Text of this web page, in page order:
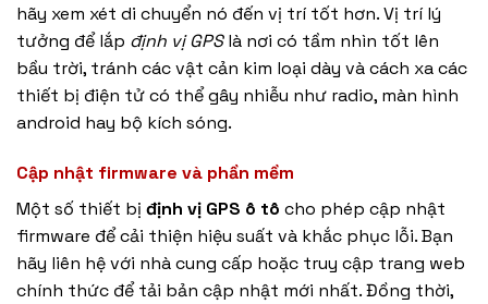
hãy xem xét di chuyển nó đến vị trí tốt hơn. Vị trí lý
tưởng để lắp định vị GPSlà nơi có tầm nhìn tốt lên
bầu trời, tránh các vật cản kim loại dày và cách xa các
thiết bị điện tử có thể gây nhiễu như radio, màn hình
android hay bộ kích sóng.
Cập nhật firmware và phần mềm
Một số thiết bị định vị GPS ô tô cho phép cập nhật
firmware để cải thiện hiệu suất và khắc phục lỗi. Bạn
hãy liên hệ với nhà cung cấp hoặc truy cập trang web
chính thức để tải bản cập nhật mới nhất. Đồng thời,